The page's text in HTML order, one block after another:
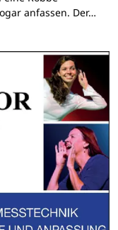
anfassen. Der…